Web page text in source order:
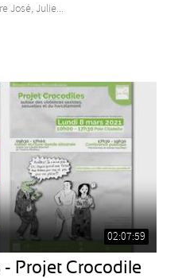
José, Julie...
02:07:59
- Projet Crocodile